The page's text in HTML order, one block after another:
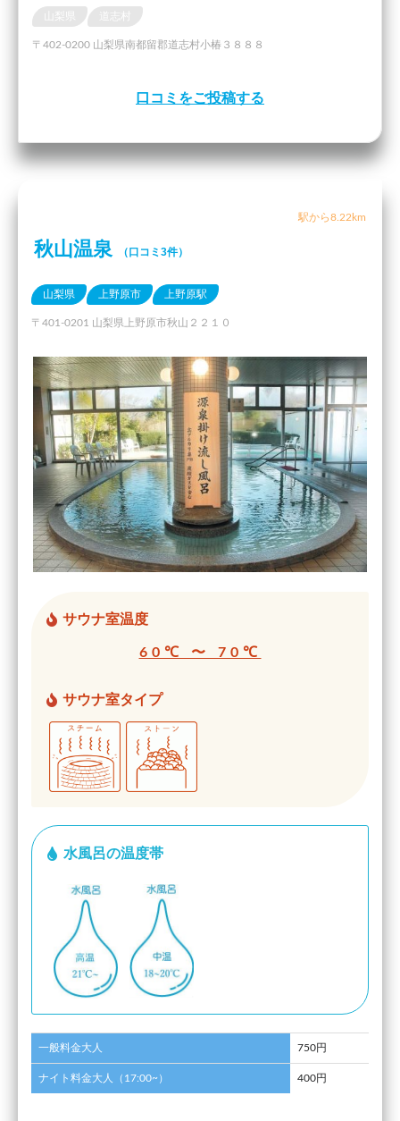
山梨県
〒402-0200 山梨県南都留郡道志村小椿３８８８
口コミをご投稿する
駅から8.22km
秋山温泉 （口コミ3件）
山梨県 上野原市 上野原駅
〒401-0201 山梨県上野原市秋山２２１０
サウナ室温度
60℃ 〜 70℃
サウナ室タイプ
水風呂の温度帯
一般料金大人 750円
ナイト料金大人（17:00~） 400円